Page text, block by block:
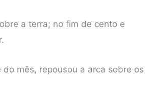
a terra; no fim de cento e
mês, repousou a arca sobre os